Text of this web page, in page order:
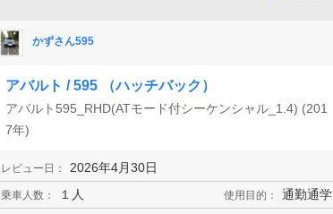
かずさん595
アバルト / 595 （ハッチバック）
アバルト595_RHD(ATモード付シーケンシャル_1.4) (201
7年)
レビュー日： 2026年4月30日
乗車人数： １人 使用目的： 通勤通学